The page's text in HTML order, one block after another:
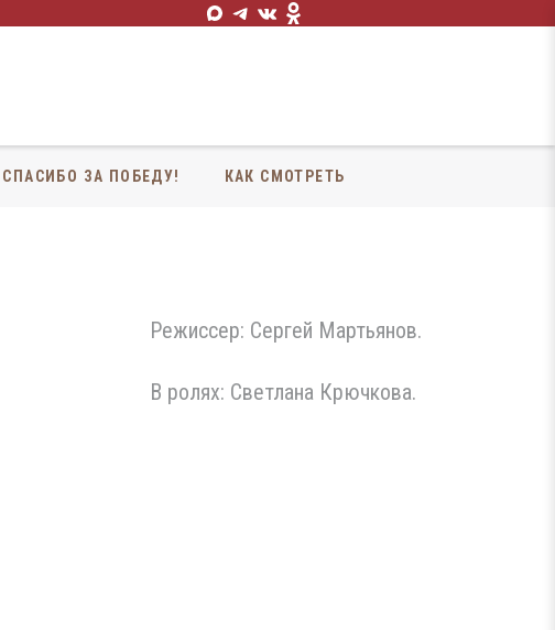
СПАСИБО ЗА ПОБЕДУ! КАК СМОТРЕТЬ
Режиссер: Сергей Мартьянов.
В ролях: Светлана Крючкова.